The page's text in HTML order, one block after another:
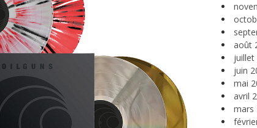
août
juillet
juin
mai
avril
mars